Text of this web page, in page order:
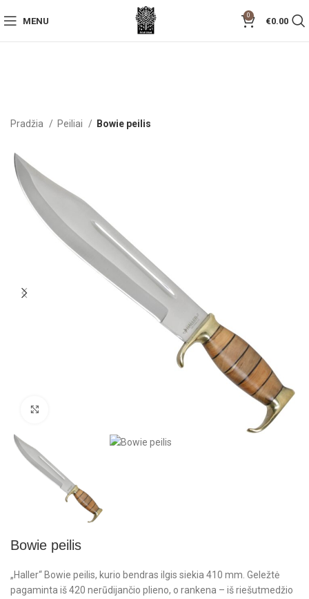
MENU
0
€0.00
Pradžia Peiliai Bowie peilis
Bowie peilis
„Haller“ Bowie peilis, kurio bendras ilgis siekia 410 mm. Geležtė
pagaminta iš 420 nerūdijančio plieno, o rankena – iš riešutmedžio